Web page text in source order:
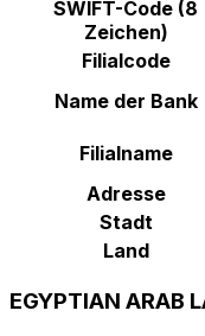
SWIFT-Code (8
Zeichen)
Filialcode
Name der Bank
Filialname
Adresse
Stadt
Land
EGYPTIAN ARAB